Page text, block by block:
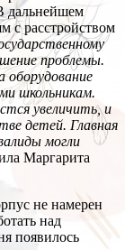
дальнейшем
с расстройством
проблемы.
оборудование
школьникам.
увеличить, и
детей. Главная
могли
Маргарита
не намерен
над
появилось